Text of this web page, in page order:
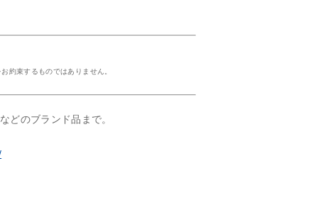
約束するものではありません。
どのブランド品まで。